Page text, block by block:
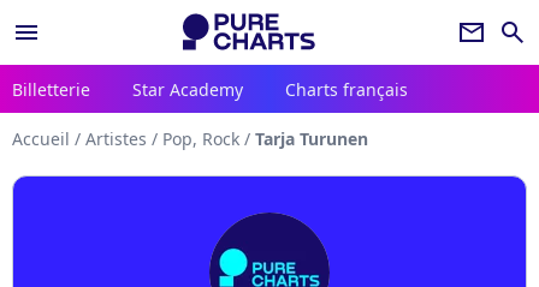
menu newsletter search
Billetterie Star Academy Charts français
Accueil / Artistes / Pop, Rock / Tarja Turunen